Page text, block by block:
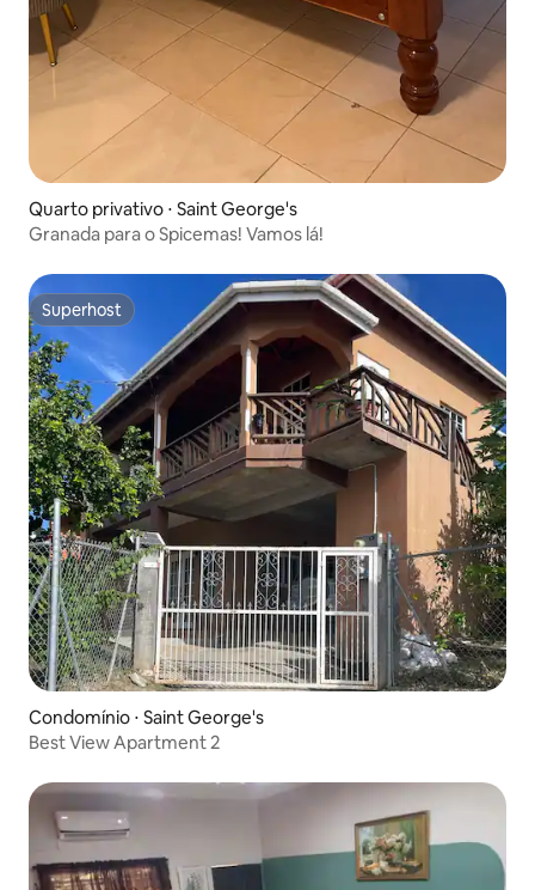
Quarto privativo ⋅ Saint George's
Granada para o Spicemas! Vamos lá!
Superhost
Superhost
Condomínio ⋅ Saint George's
Best View Apartment 2